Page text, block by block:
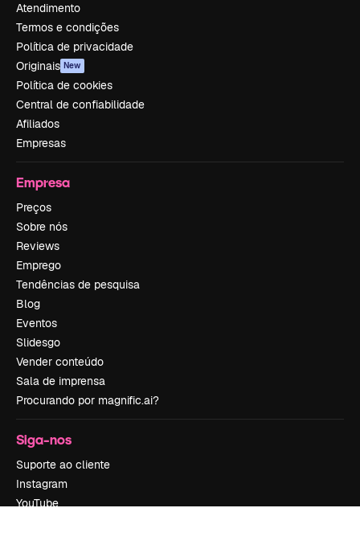
Atendimento
Termos e condições
Política de privacidade
Originais New
Política de cookies
Central de confiabilidade
Afiliados
Empresas
Empresa
Preços
Sobre nós
Reviews
Emprego
Tendências de pesquisa
Blog
Eventos
Slidesgo
Vender conteúdo
Sala de imprensa
Procurando por magnific.ai?
Siga-nos
Suporte ao cliente
Instagram
YouTube